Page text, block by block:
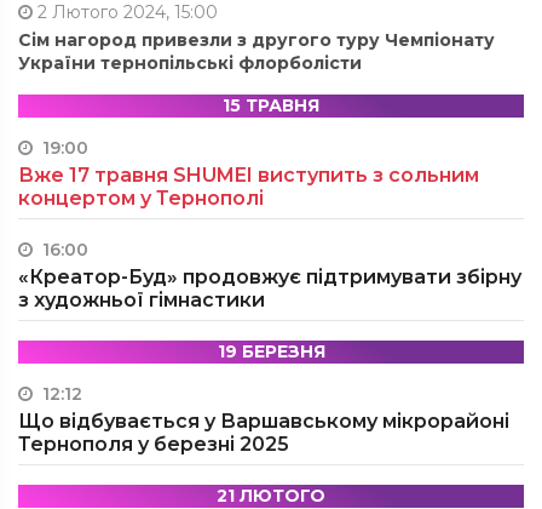
2 Лютого 2024, 15:00
Сім нагород привезли з другого туру Чемпіонату
України тернопільські флорболісти
15 ТРАВНЯ
19:00
Вже 17 травня SHUMEI виступить з сольним
концертом у Тернополі
16:00
«Креатор-Буд» продовжує підтримувати збірну
з художньої гімнастики
19 БЕРЕЗНЯ
12:12
Що відбувається у Варшавському мікрорайоні
Тернополя у березні 2025
21 ЛЮТОГО